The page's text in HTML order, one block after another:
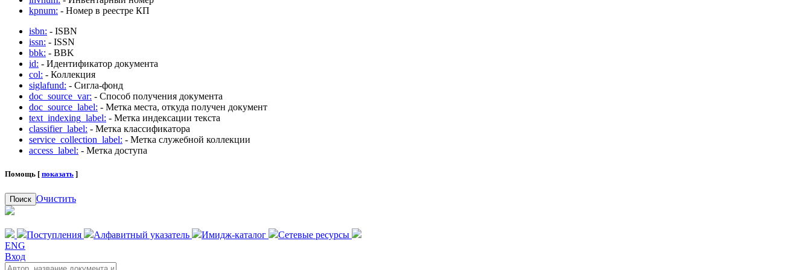
kpnum: - Номер в реестре КП
isbn: - ISBN
issn: - ISSN
bbk: - BBK
id: - Идентификатор документа
col: - Коллекция
siglafund: - Сигла-фонд
doc_source_var: - Способ получения документа
doc_source_label: - Метка места, откуда получен документ
text_indexing_label: - Метка индексации текста
classifier_label: - Метка классификатора
service_collection_label: - Метка служебной коллекции
access_label: - Метка доступа
Помощь [ показать ]
Поиск Очистить
Поступления Алфавитный указатель Имидж-каталог
Сетевые ресурсы
ENG
Вход